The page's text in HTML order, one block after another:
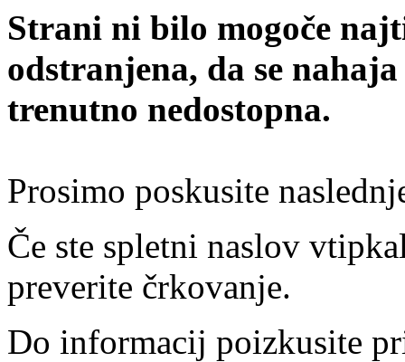
Strani ni bilo mogoče
odstranjena, da se
trenutno nedostopna.
Prosimo poskusite
Če ste spletni naslov
preverite črkovanje.
Do informacij poizkusite